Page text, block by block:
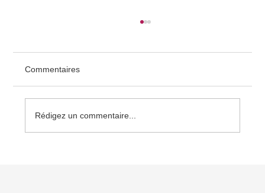
Commentaires
Rédigez un commentaire...